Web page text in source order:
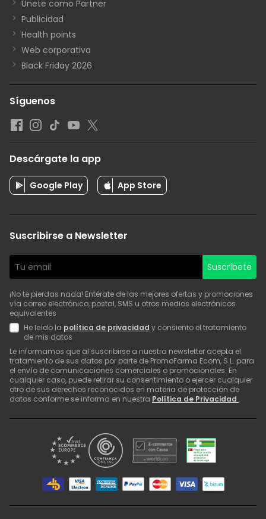
Únete como Partner
Publicidad
Health points
Web corporativa
Black Friday 2026
Síguenos
Descárgate la app
Google Play App Store
Suscribirse a Newsletter
Suscríbete
¡No te pierdas nada! Entérate de las mejores ofertas y promociones
vía correo electrónico, postal, SMS u otros medios electrónicos
equivalentes
He leído la política de privacidad y consiento el tratamiento
de mis datos
Le informamos que al suscribirse a nuestra newsletter acepta el
tratamiento de sus datos por parte de PromoFarma Ecom, S.L. para
el envío de comunicaciones comerciales o promocionales. En
cualquier caso, puede retirar su consentimiento o ejercer cualquier
otro de sus derechos reconocidos en materia de protección de
datos conforme se informa en nuestra Política de Privacidad .